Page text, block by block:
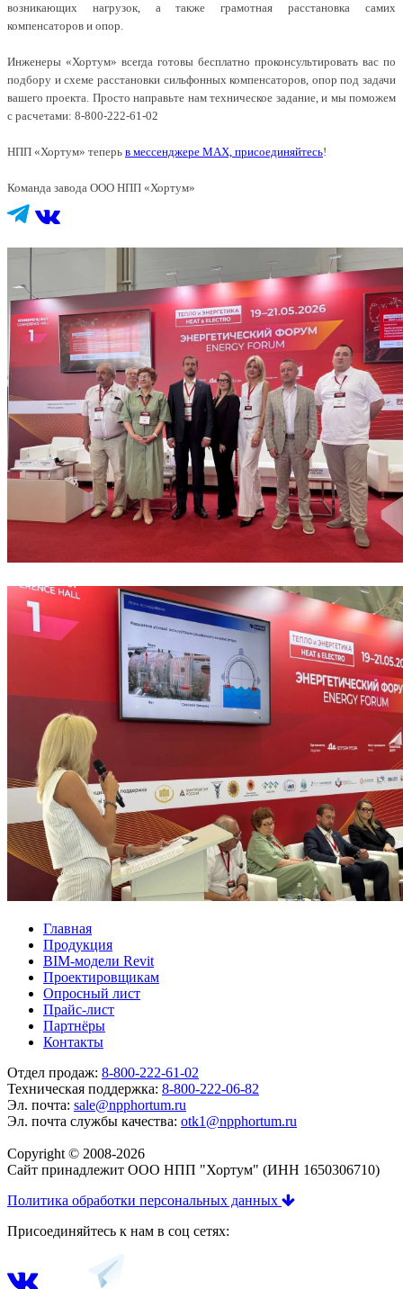
возникающих нагрузок, а также грамотная расстановка самих
компенсаторов и опор.
Инженеры «Хортум» всегда готовы бесплатно проконсультировать вас по
подбору и схеме расстановки сильфонных компенсаторов, опор под задачи
вашего проекта. Просто направьте нам техническое задание, и мы поможем
с расчетами: 8-800-222-61-02
НПП «Хортум» теперь в мессенджере MAX, присоединяйтесь!
Команда завода ООО НПП «Хортум»
Главная
Продукция
BIM-модели Revit
Проектировщикам
Опросный лист
Прайс-лист
Партнёры
Контакты
Отдел продаж: 8-800-222-61-02
Техническая поддержка: 8-800-222-06-82
Эл. почта: sale@npphortum.ru
Эл. почта службы качества: otk1@npphortum.ru
Copyright © 2008-2026
Cайт принадлежит ООО НПП "Хортум" (ИНН 1650306710)
Политика обработки персональных данных
Присоединяйтесь к нам в соц сетях: